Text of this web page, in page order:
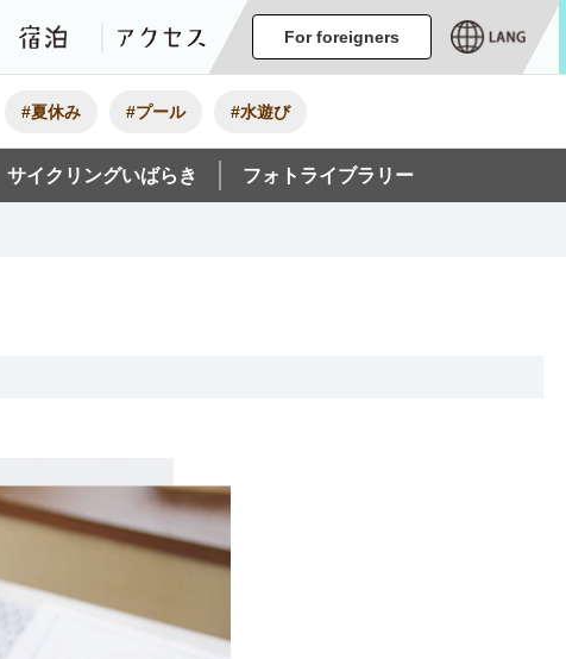
ージ
イベント グルメ・みやげ宿泊 アクセス
For foreigners
#夏休み #プール #水遊び
サイクリングいばらき フォトライブラリー